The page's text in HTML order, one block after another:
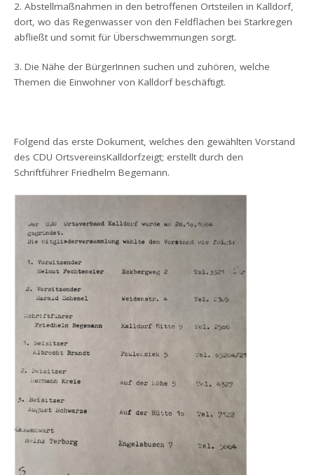
2. Abstellmaßnahmen in den betroffenen Ortsteilen in Kalldorf,
dort, wo das Regenwasser von den Feldflächen bei Starkregen
abfließt und somit für Überschwemmungen sorgt.
3. Die Nähe der BürgerInnen suchen und zuhören, welche
Themen die Einwohner von Kalldorf beschäftigt.
Folgend das erste Dokument, welches den gewählten Vorstand
des CDU OrtsvereinsKalldorfzeigt; erstellt durch den
Schriftführer Friedhelm Begemann.